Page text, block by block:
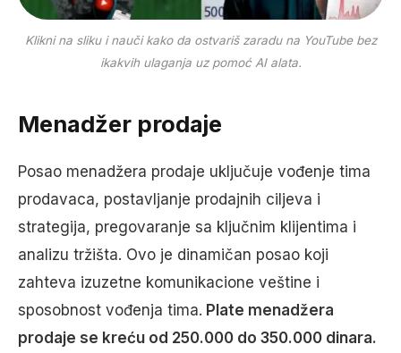
Klikni na sliku i nauči kako da ostvariš zaradu na YouTube bez
ikakvih ulaganja uz pomoć AI alata.
Menadžer prodaje
Posao menadžera prodaje uključuje vođenje tima
prodavaca, postavljanje prodajnih ciljeva i
strategija, pregovaranje sa ključnim klijentima i
analizu tržišta. Ovo je dinamičan posao koji
zahteva izuzetne komunikacione veštine i
sposobnost vođenja tima. Plate menadžera
prodaje se kreću od 250.000 do 350.000 dinara.